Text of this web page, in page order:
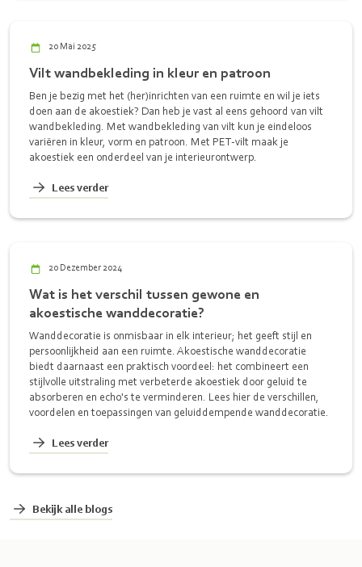
20 Mai 2025
Vilt wandbekleding in kleur en patroon
Ben je bezig met het (her)inrichten van een ruimte en wil je iets
doen aan de akoestiek? Dan heb je vast al eens gehoord van vilt
wandbekleding. Met wandbekleding van vilt kun je eindeloos
variëren in kleur, vorm en patroon. Met PET-vilt maak je
akoestiek een onderdeel van je interieurontwerp.
Lees verder
20 Dezember 2024
Wat is het verschil tussen gewone en
akoestische wanddecoratie?
Wanddecoratie is onmisbaar in elk interieur; het geeft stijl en
persoonlijkheid aan een ruimte. Akoestische wanddecoratie
biedt daarnaast een praktisch voordeel: het combineert een
stijlvolle uitstraling met verbeterde akoestiek door geluid te
absorberen en echo's te verminderen. Lees hier de verschillen,
voordelen en toepassingen van geluiddempende wanddecoratie.
Lees verder
Bekijk alle blogs